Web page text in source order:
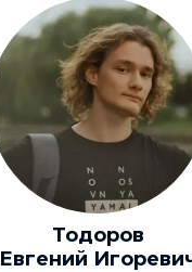
Тодоров
Евгений